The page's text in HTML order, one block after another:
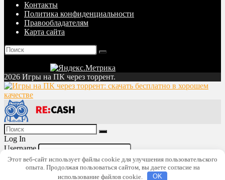
Контакты
Политика конфиденциальности
Правообладателям
Карта сайта
2026 Игры на ПК через торрент.
Log In
Username
Password
Lost Password?
Remember me
Этот веб-сайт использует файлы cookie для улучшения пользовательского
опыта. Продолжая пользоваться сайтом, вы даете согласие на
использование файлов cookie.
OK